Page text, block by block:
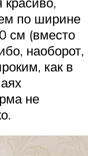
по ширине
см (вместо
наоборот,
как в
не